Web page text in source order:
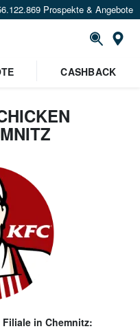
Prospekte & Angebote
CASHBACK
Filiale in Chemnitz: